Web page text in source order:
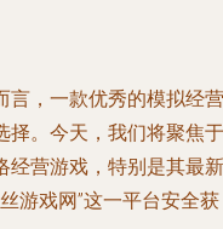
言，一款优秀的模拟经营
择。今天，我们将聚焦于
经营游戏，特别是其最新
游戏网”这一平台安全获